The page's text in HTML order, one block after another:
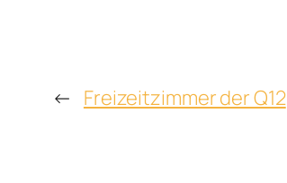
← Freizeitzimmer der Q12